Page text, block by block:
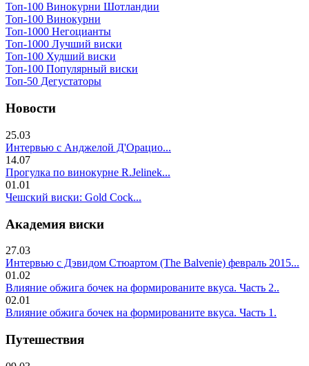
Топ-100 Винокурни Шотландии
Топ-100 Винокурни
Топ-1000 Негоцианты
Топ-1000 Лучший виски
Топ-100 Худший виски
Топ-100 Популярный виски
Топ-50 Дегустаторы
Новости
25.03
Интервью с Анджелой Д'Орацио...
14.07
Прогулка по винокурне R.Jelinek...
01.01
Чешский виски: Gold Cock...
Академия виски
27.03
Интервью с Дэвидом Стюартом (The Balvenie) февраль 2015...
01.02
Влияние обжига бочек на формированите вкуса. Часть 2..
02.01
Влияние обжига бочек на формированите вкуса. Часть 1.
Путешествия